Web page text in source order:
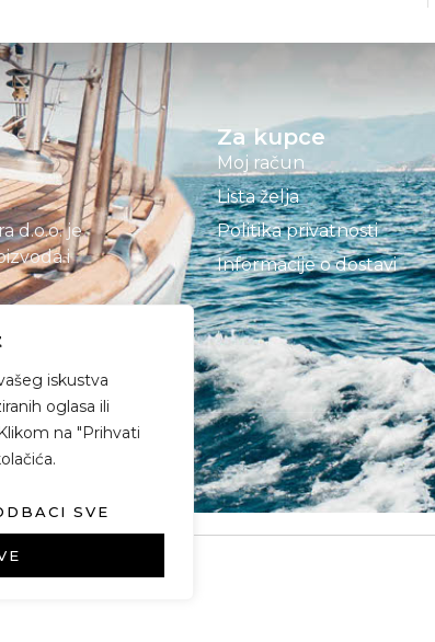
iskustva
oglasa ili
na "Prihvati
SVE
d.o.o. je
i
Za kupce
Moj račun
Lista želja
Politika privatnosti
Informacije o dostavi